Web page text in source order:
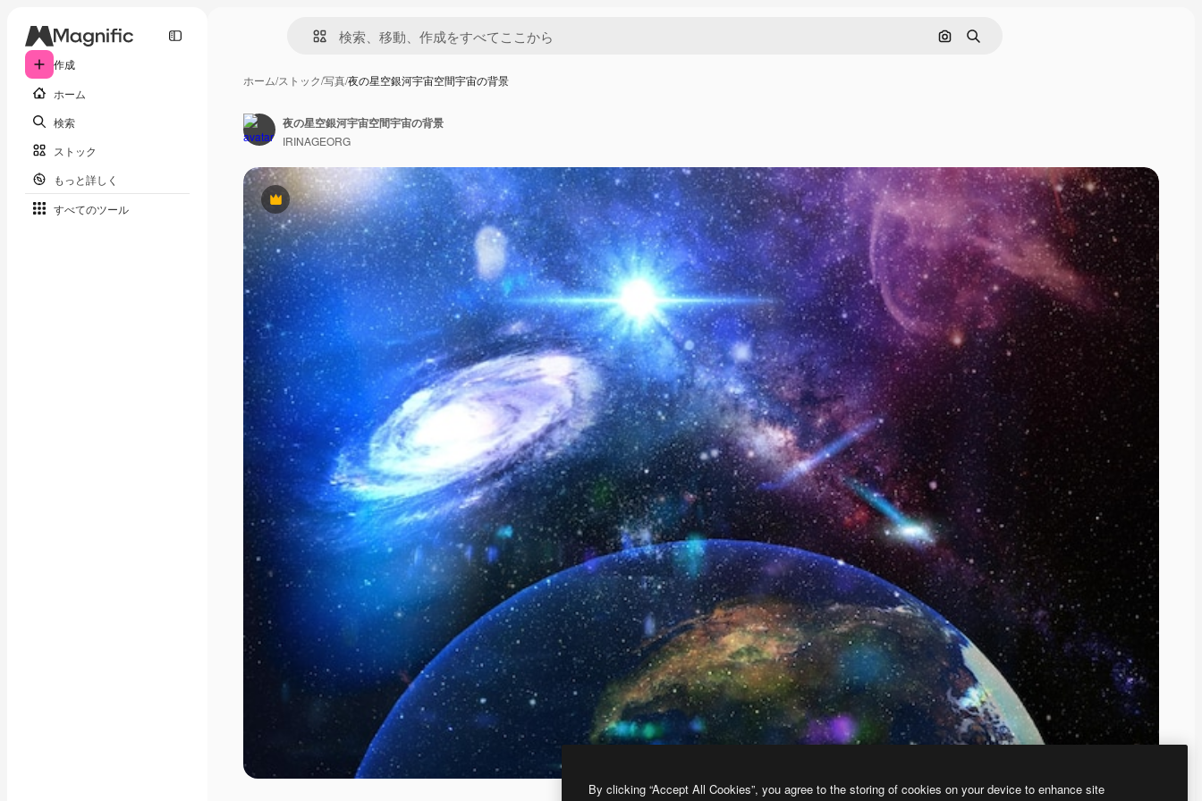
作成
ホーム
検索
ストック
もっと詳しく
すべてのツール
画像で検索
検索
ホーム/ストック/写真/夜の星空銀河宇宙空間宇宙の背景
Premium
夜の星空銀河宇宙空間宇宙の背景
IRINAGEORG
By clicking “Accept All Cookies”, you agree to the storing of cookies on your device to enhance site